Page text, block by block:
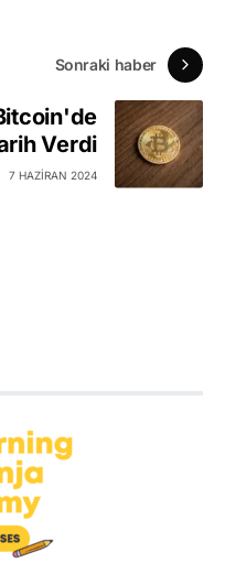
Sonraki haber
Verdi
7 HAZIRAN 2024